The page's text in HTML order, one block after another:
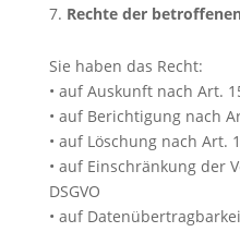
Rechte der
Sie haben das Recht:
• auf Auskunft nach Art.
• auf Berichtigung nach
• auf Löschung nach Art.
• auf Einschränkung der
DSGVO
• auf